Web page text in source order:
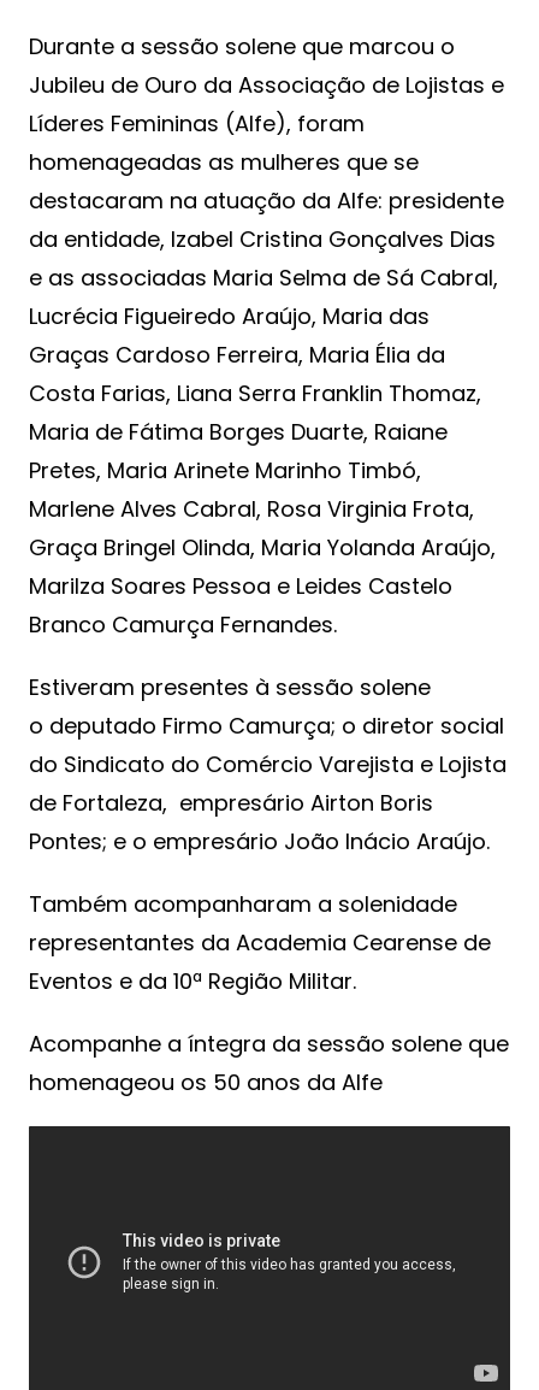
Durante a sessão solene que marcou o
Jubileu de Ouro da Associação de Lojistas e
Líderes Femininas (Alfe), foram
homenageadas as mulheres que se
destacaram na atuação da Alfe: presidente
da entidade, Izabel Cristina Gonçalves Dias
e as associadas Maria Selma de Sá Cabral,
Lucrécia Figueiredo Araújo, Maria das
Graças Cardoso Ferreira, Maria Élia da
Costa Farias, Liana Serra Franklin Thomaz,
Maria de Fátima Borges Duarte, Raiane
Pretes, Maria Arinete Marinho Timbó,
Marlene Alves Cabral, Rosa Virginia Frota,
Graça Bringel Olinda, Maria Yolanda Araújo,
Marilza Soares Pessoa e Leides Castelo
Branco Camurça Fernandes.
Estiveram presentes à sessão solene
o deputado Firmo Camurça; o diretor social
do Sindicato do Comércio Varejista e Lojista
de Fortaleza, empresário Airton Boris
Pontes; e o empresário João Inácio Araújo.
Também acompanharam a solenidade
representantes da Academia Cearense de
Eventos e da 10ª Região Militar.
Acompanhe a íntegra da sessão solene que
homenageou os 50 anos da Alfe